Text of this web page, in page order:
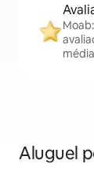
Aluguel